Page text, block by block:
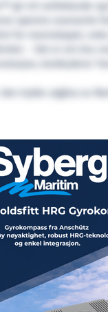
gir eit omfattande og
operere avanserte
for mannskapet,
- Det er ein bru-
trykte utgåva av